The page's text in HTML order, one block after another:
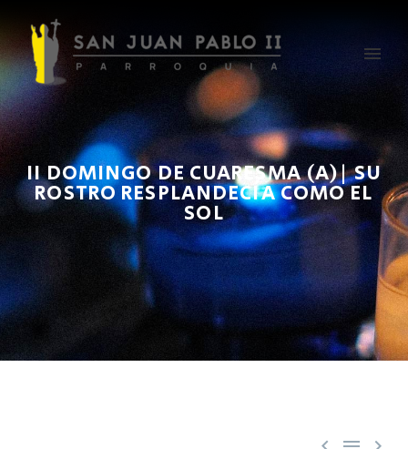
II DOMINGO DE CUARESMA (A)| SU
ROSTRO RESPLANDECÍA COMO EL
SOL